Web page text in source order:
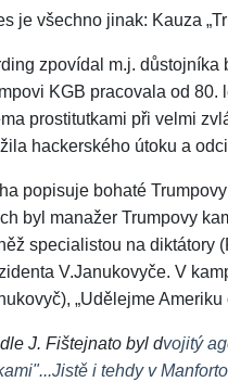
je všechno jinak: Kauza
zpovídal m.j. důstojníka
KGB pracovala od 80.
prostitutkami při velmi
hackerského útoku a
popisuje bohaté
byl manažer Trumpovy
specialistou na diktátory
V.Janukovyče. V
„Udělejme Ameriku
J. Fištejnato byl dvojitý
i tehdy v